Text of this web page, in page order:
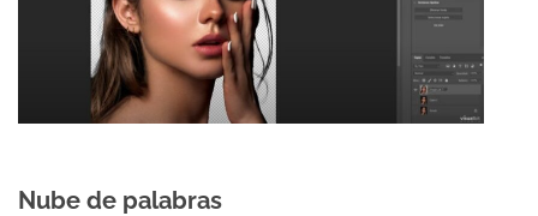
Nube de palabras